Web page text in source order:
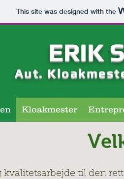
This site was designed with the
Kloakmester
ERIK
Aut.
til den